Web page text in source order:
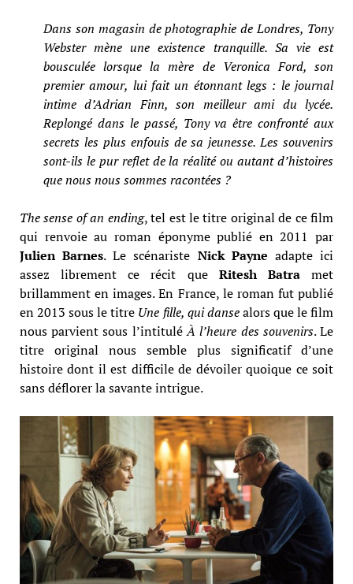
Dans son magasin de photographie de Londres, Tony
Webster mène une existence tranquille. Sa vie est
bousculée lorsque la mère de Veronica Ford, son
premier amour, lui fait un étonnant legs : le journal
intime d’Adrian Finn, son meilleur ami du lycée.
Replongé dans le passé, Tony va être confronté aux
secrets les plus enfouis de sa jeunesse. Les souvenirs
sont-ils le pur reflet de la réalité ou autant d’histoires
que nous nous sommes racontées ?
The sense of an ending, tel est le titre original de ce film
qui renvoie au roman éponyme publié en 2011 par
Julien Barnes. Le scénariste Nick Payne adapte ici
assez librement ce récit que Ritesh Batramet
brillamment en images. En France, le roman fut publié
en 2013 sous le titre Une fille, qui dansealors que le film
nous parvient sous l’intituléÀ l’heure des souvenirs. Le
titre original nous semble plus significatif d’une
histoire dont il est difficile de dévoiler quoique ce soit
sans déflorer la savante intrigue.